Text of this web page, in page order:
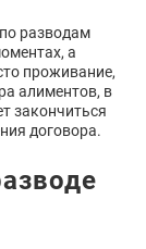
разводам
а
проживание,
алиментов, в
закончиться
договора.